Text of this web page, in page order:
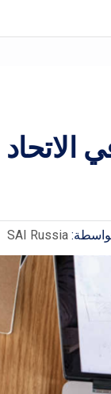
الاتحاد
SAI Russia